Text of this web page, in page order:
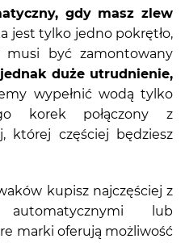
gdy masz zlew
jest tylko jedno pokrętło,
być zamontowany
duże utrudnienie,
wypełnić wodą tylko
korek połączony z
której częściej będziesz
kupisz najczęściej z
lub
marki oferują możliwość